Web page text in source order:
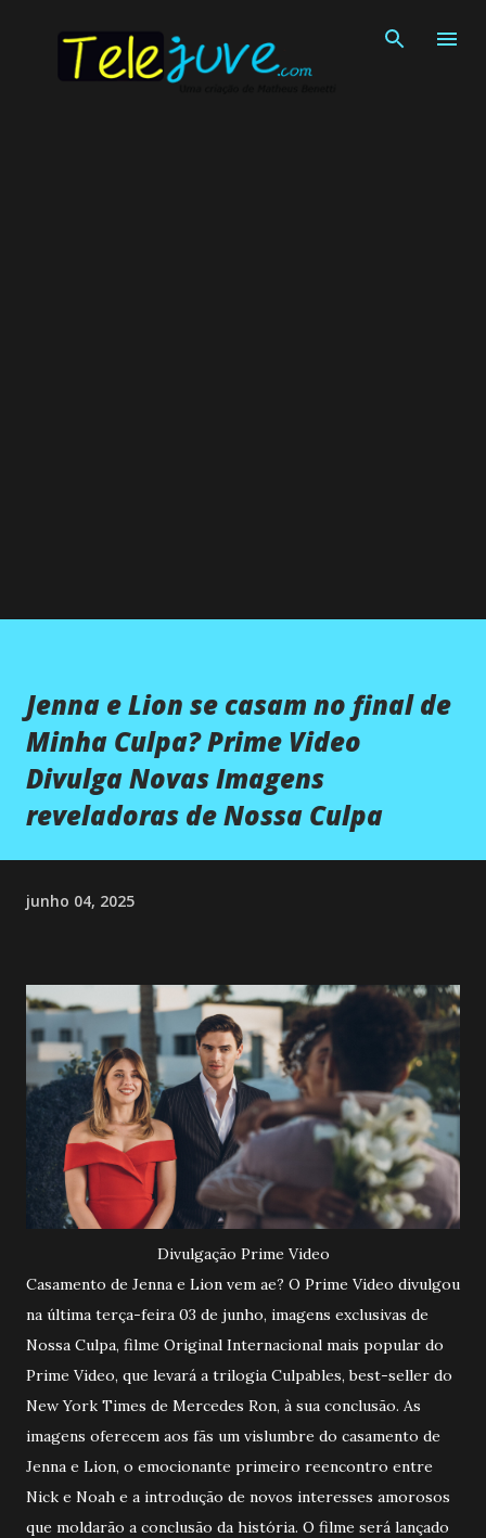
Jenna e Lion se casam no final de
Minha Culpa? Prime Video
Divulga Novas Imagens
reveladoras de Nossa Culpa
junho 04, 2025
Divulgação Prime Video
Casamento de Jenna e Lion vem ae? O Prime Video divulgou
na última terça-feira 03 de junho, imagens exclusivas de
Nossa Culpa, filme Original Internacional mais popular do
Prime Video, que levará a trilogia Culpables, best-seller do
New York Times de Mercedes Ron, à sua conclusão. As
imagens oferecem aos fãs um vislumbre do casamento de
Jenna e Lion, o emocionante primeiro reencontro entre
Nick e Noah e a introdução de novos interesses amorosos
que moldarão a conclusão da história. O filme será lançado